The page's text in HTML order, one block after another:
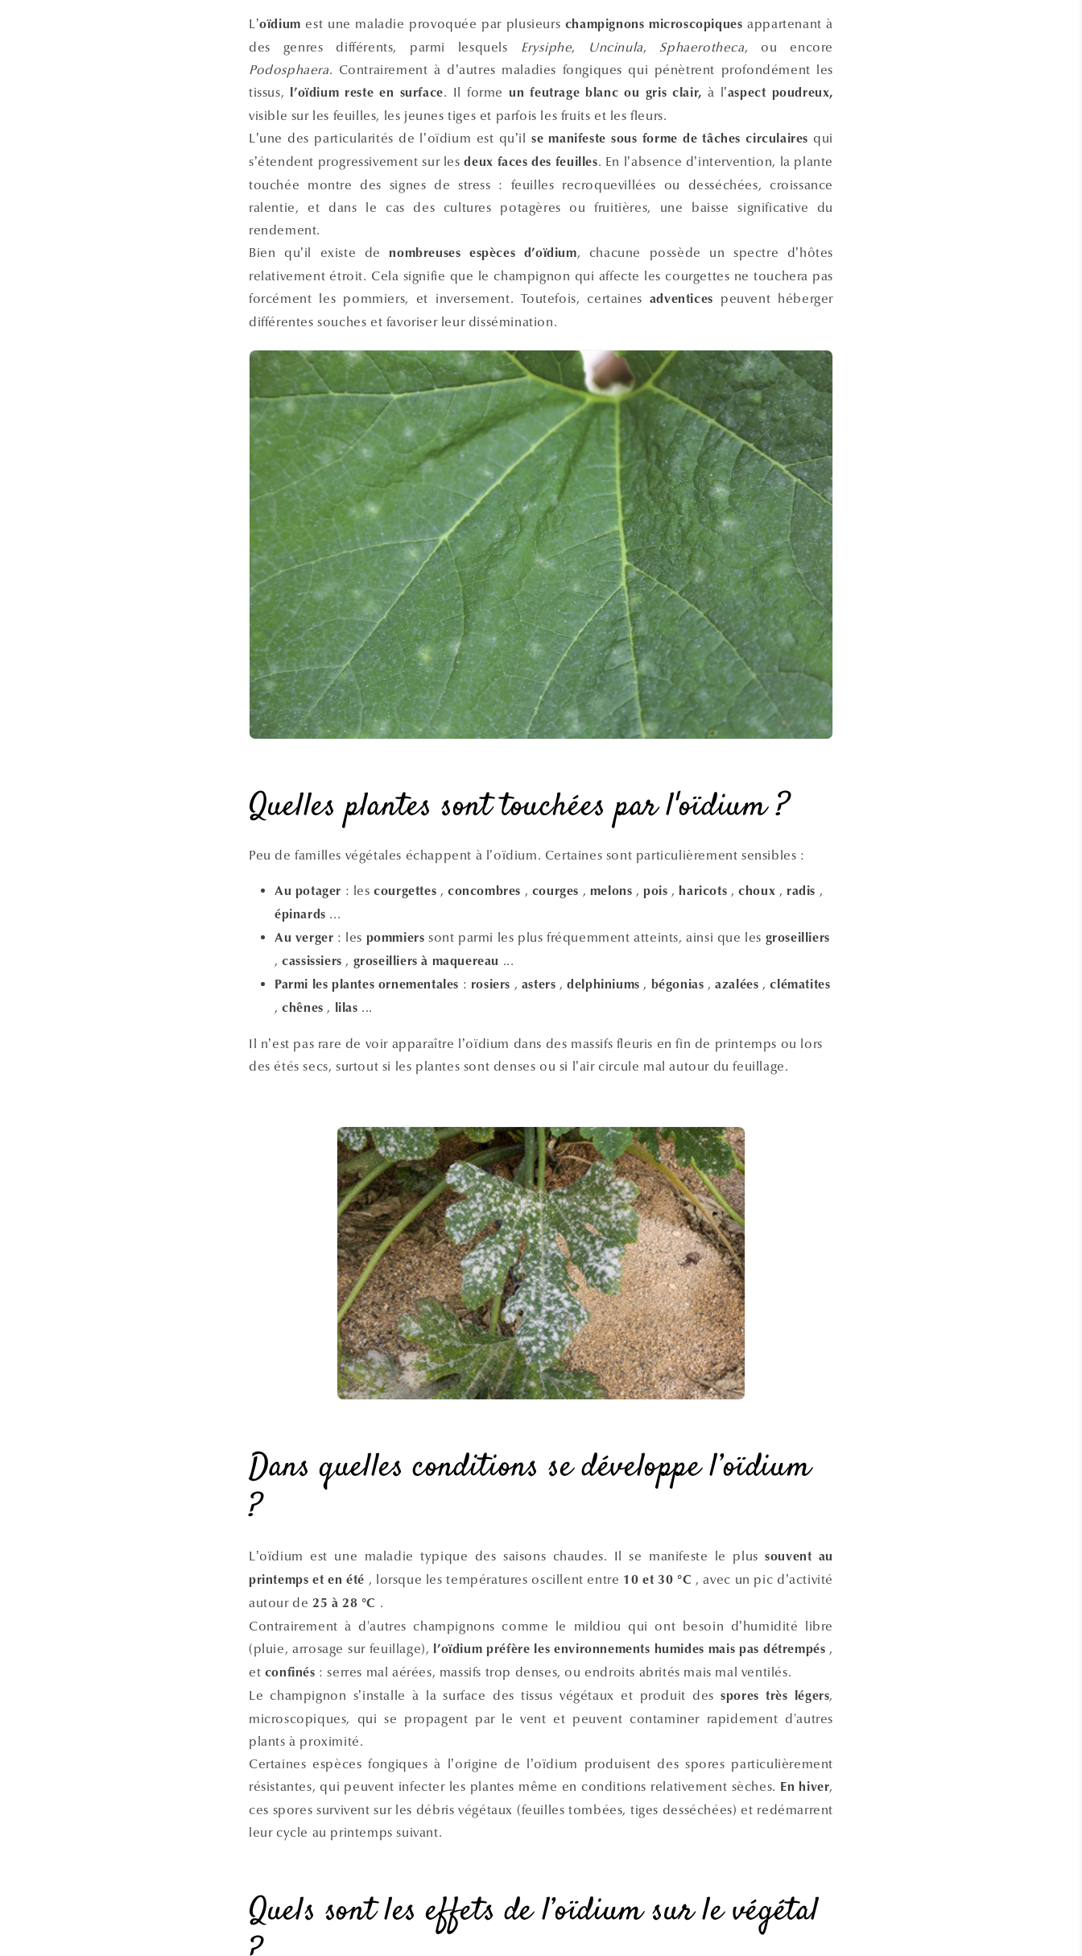
L’oïdium est une maladie provoquée par plusieurs champignons microscopiques appartenant à
des genres différents, parmi lesquels Erysiphe, Uncinula, Sphaerotheca, ou encore
Podosphaera. Contrairement à d’autres maladies fongiques qui pénètrent profondément les
tissus,
l’oïdium reste en surface. Il formeun feutrage b lanc ou gris clair, à l’aspect poudreux,
visible sur les feuilles, les jeunes tiges et parfois les fruits et les fleurs.
L’une des particularités de l’oïdium est qu’il se manifeste sous forme de tâches circulaires qui
s’étendent progressivement sur lesdeux faces des feuilles. En l’absence d’intervention, la plante
touchée montre des signes de stress : feuilles recroquevillées ou desséchées, croissance
ralentie, et dans le cas des cultures potagères ou fruitières, une baisse significative du
rendement.
Bien qu’il existe denombreuses espèces d’oïdium, chacune possède un spectre d’hôtes
relativement étroit. Cela signifie que le champignon qui affecte les courgettes ne touchera pas
forcément les pommiers, et inversement. Toutefois, certaines
adventices
peuvent héberger
différentes souches et favoriser leur dissémination.
Quelles plantes sont touchées par l'oïdium ?
Peu de familles végétales échappent à l’oïdium. Certaines sont particulièrement sensibles :
Au potager : lescourgettes ,concombres , courges , melons ,pois , haricots ,choux , radis ,
épinards ...
Au verger : les pommiers sont parmi les plus fréquemment atteints, ainsi que les groseilliers
,cassissiers , groseilliers à maquereau ...
Parmi les plantes ornementales : rosiers , asters ,delphiniums , bégonias ,azalées ,clématites
,chênes , lilas ...
Il n’est pas rare de voir apparaître l’oïdium dans des massifs fleuris en fin de printemps ou lors
des étés secs, surtout si les plantes sont denses ou si l’air circule mal autour du feuillage.
Dans quelles conditions se développe l’oïdium
?
L’oïdium est une maladie typique des saisons chaudes. Il se manifeste le plussouvent au
printemps et enété , lorsque les températures oscillent entre 10 et 30 °C , avec un pic d’activité
autour de 25 à 28 °C .
Contrairement à d'autres champignons comme le mildiou qui ont besoin d’humidité libre
(pluie, arrosage sur feuillage),
l’oïdium préfère les environnements humides mais pas détrempés ,
et confinés : serres mal aérées, massifs trop denses, ou endroits abrités mais mal ventilés.
Le champignon s’installe à la surface des tissus végétaux et produit desspores très légers,
microscopiques, qui se propagent par le vent et peuvent contaminer rapidement d'autres
plants à proximité.
Certaines espèces fongiques à l’origine de l’oïdium produisent des spores particulièrement
résistantes, qui peuvent infecter les plantes même en conditions relativement sèches.
En hiver,
ces spores survivent sur les débris végétaux (feuilles tombées, tiges desséchées) et redémarrent
leur cycle au printemps suivant.
Quels sont les effets de l’oïdium sur le végétal